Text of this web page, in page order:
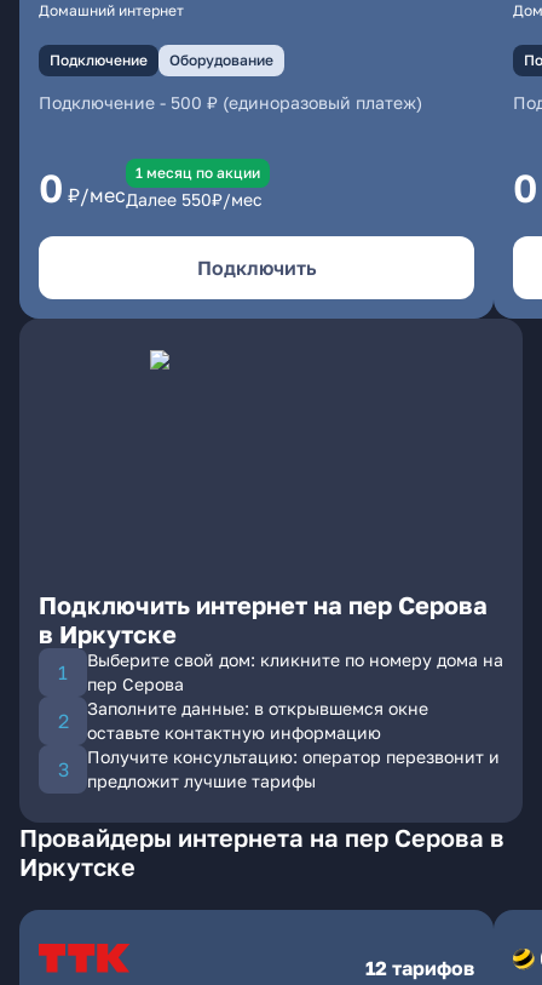
Домашний интернет
Подключение Оборудование
Подключение - 500 ₽ (единоразовый платеж)
0 ₽/мес
1 месяц по акции
Далее 550₽/мес
Подключить
0
Подключить интернет на пер Серова
в Иркутске
Выберите свой дом: кликните по номеру дома на
пер Серова
Заполните данные: в открывшемся окне
оставьте контактную информацию
Получите консультацию: оператор перезвонит и
предложит лучшие тарифы
Провайдеры интернета на пер Серова в
Иркутске
12 тарифов